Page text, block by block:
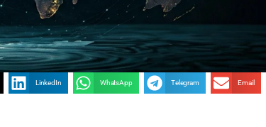
LinkedIn WhatsApp Telegram Email